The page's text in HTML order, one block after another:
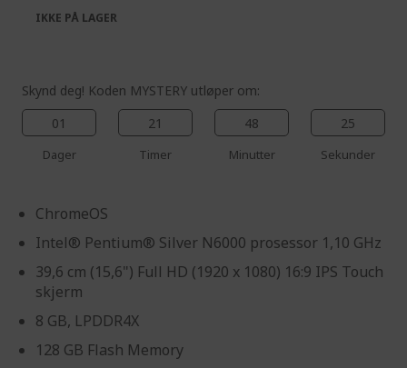
images
gallery
the
images
Skynd deg! Koden MYSTERY utløper om:
01
Dager
21
Timer
48
Minutter
24
Sekunder
ChromeOS
Intel® Pentium® Silver N6000 prosessor 1,10 GHz
39,6 cm (15,6") Full HD (1920 x 1080) 16:9 IPS Touch
skjerm
8 GB, LPDDR4X
128 GB Flash Memory
IKKE PÅ LAGER